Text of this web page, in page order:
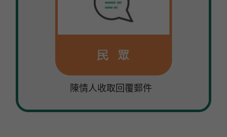
陳情人收取回覆郵件